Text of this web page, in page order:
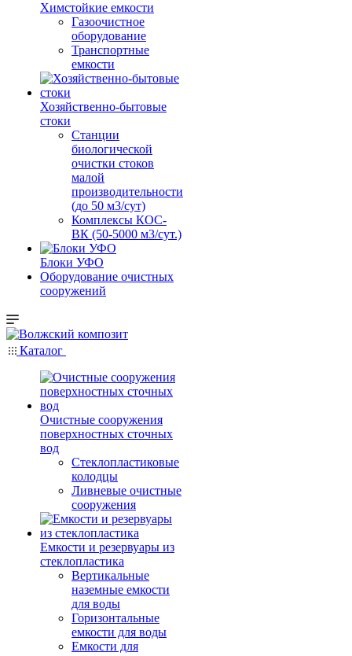
Химстойкие емкости
Газоочистное
оборудование
Транспортные
емкости
Хозяйственно-бытовые
стоки
Станции
биологической
очистки стоков
малой
производительности
(до 50 м3/сут)
Комплексы КОС-
ВК (50-5000 м3/сут.)
Блоки УФО
Оборудование очистных
сооружений
Каталог
Очистные сооружения
поверхностных сточных
вод
Стеклопластиковые
колодцы
Ливневые очистные
сооружения
Емкости и резервуары из
стеклопластика
Вертикальные
наземные емкости
для воды
Горизонтальные
емкости для воды
Емкости для